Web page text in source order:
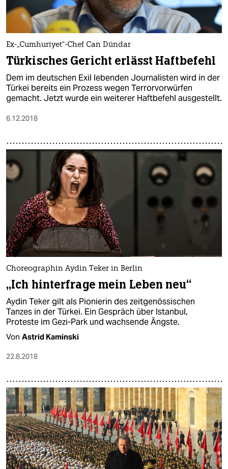
Ex-„Cumhuriyet“-Chef Can Dündar
Türkisches Gericht erlässt Haftbefehl
Dem im deutschen Exil lebenden Journalisten wird in der
Türkei bereits ein Prozess wegen Terrorvorwürfen
gemacht. Jetzt wurde ein weiterer Haftbefehl ausgestellt.
6.12.2018
Choreographin Aydin Teker in Berlin
„Ich hinterfrage mein Leben neu“
Aydin Teker gilt als Pionierin des zeitgenössischen
Tanzes in der Türkei. Ein Gespräch über Istanbul,
Proteste im Gezi-Park und wachsende Ängste.
Von Astrid Kaminski
22.8.2018